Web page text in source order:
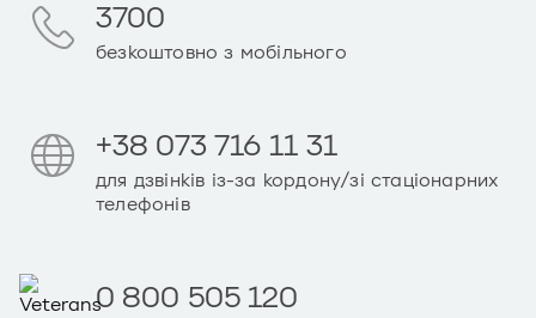
3700
безкоштовно з мобільного
+38 073 716 11 31
для дзвінків із-за кордону/зі стаціонарних
телефонів
0 800 505 120